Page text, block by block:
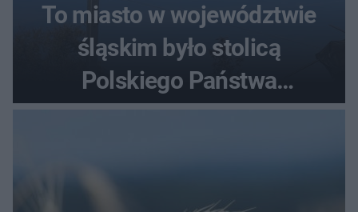
To miasto w województwie
śląskim było stolicą
Polskiego Państwa